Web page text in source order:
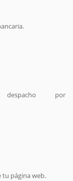
por
página web.